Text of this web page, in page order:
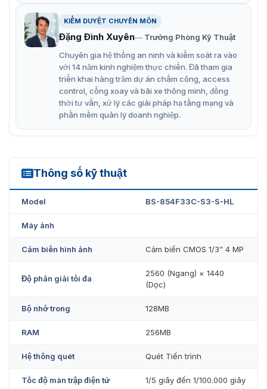
Thiết kế vỏ kim loại và đạt mức bảo vệ IP67 tiêu
chuẩn chống nước và chống bụi
KIỂM DUYỆT CHUYÊN MÔN
Đặng Đình Xuyên
Trưởng Phòng Kỹ Thuật
Chuyên gia hệ thống an ninh và kiểm soát ra vào
với 14 năm kinh nghiệm thực chiến. Đã tham gia
triển khai hàng trăm dự án chấm công, access
control, cổng xoay và bãi xe thông minh, đồng
thời tư vấn, xử lý các giải pháp hạ tầng mạng và
phần mềm quản lý doanh nghiệp.
Thông số kỹ thuật
BS-854F33C-S3-S-HL
Model BS-854F33C-S3-S-HL
Máy ảnh
Cảm biến hình ảnh Cảm biến CMOS 1/3” 4 MP
Độ phân giải tối đa
2560 (Ngang) × 1440
(Dọc)
Bộ nhớ trong 128MB
RAM 256MB
Hệ thống quét Quét Tiến trình
Tốc độ màn trập điện tử 1/5 giây đến 1/100.000 giây